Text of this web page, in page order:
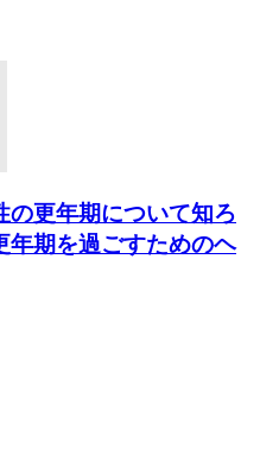
の更年期について知ろ
年期を過ごすためのヘ